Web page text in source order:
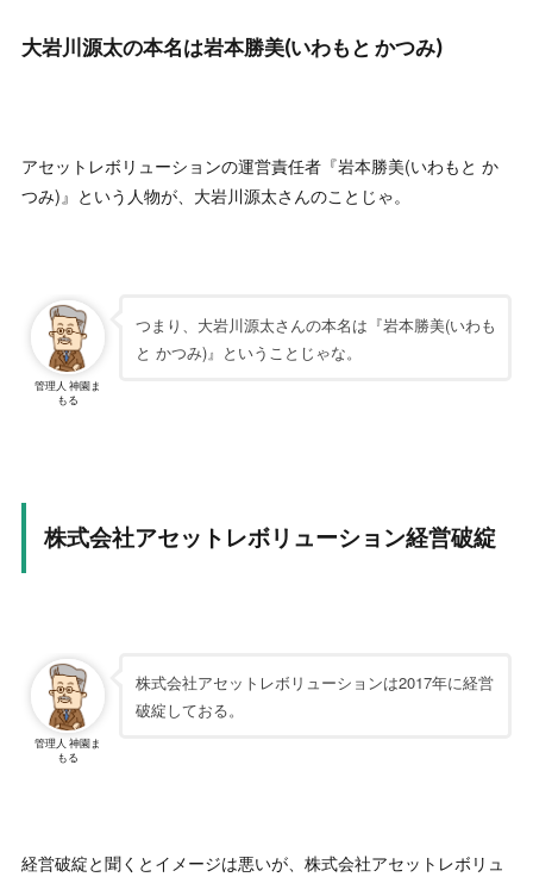
大岩川源太の本名は岩本勝美(いわもと かつみ)
アセットレボリューションの運営責任者『岩本勝美(いわもと か
つみ)』という人物が、大岩川源太さんのことじゃ。
管理人 神園ま
もる
つまり、大岩川源太さんの本名は『岩本勝美(いわも
と かつみ)』ということじゃな。
株式会社アセットレボリューション経営破綻
管理人 神園ま
もる
株式会社アセットレボリューションは2017年に経営
破綻しておる。
経営破綻と聞くとイメージは悪いが、株式会社アセットレボリュ